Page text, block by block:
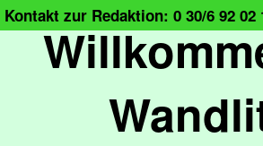
Kontakt zur Redaktion: 0 30/6 92 02